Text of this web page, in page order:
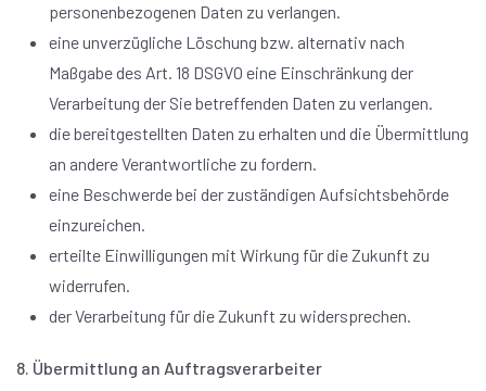
personenbezogenen Daten zu verlangen.
eine unverzügliche Löschung bzw. alternativ nach
Maßgabe des Art. 18 DSGVO eine Einschränkung der
Verarbeitung der Sie betreffenden Daten zu verlangen.
die bereitgestellten Daten zu erhalten und die Übermittlung
an andere Verantwortliche zu fordern.
eine Beschwerde bei der zuständigen Aufsichtsbehörde
einzureichen.
erteilte Einwilligungen mit Wirkung für die Zukunft zu
widerrufen.
der Verarbeitung für die Zukunft zu widersprechen.
8. Übermittlung an Auftragsverarbeiter